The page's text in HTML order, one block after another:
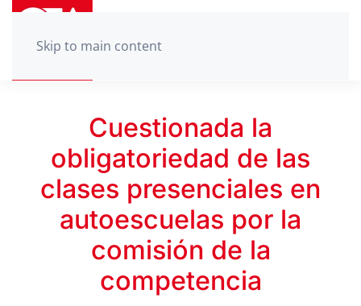
Skip to main content
Cuestionada la
obligatoriedad de las
clases presenciales en
autoescuelas por la
comisión de la
competencia